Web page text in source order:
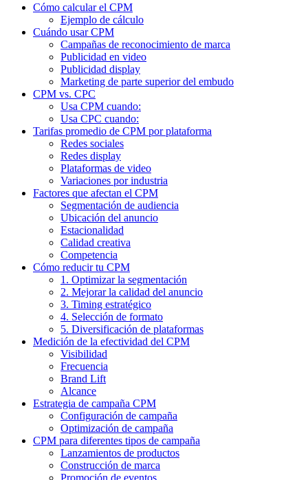
Cómo calcular el CPM
Ejemplo de cálculo
Cuándo usar CPM
Campañas de reconocimiento de marca
Publicidad en video
Publicidad display
Marketing de parte superior del embudo
CPM vs. CPC
Usa CPM cuando:
Usa CPC cuando:
Tarifas promedio de CPM por plataforma
Redes sociales
Redes display
Plataformas de video
Variaciones por industria
Factores que afectan el CPM
Segmentación de audiencia
Ubicación del anuncio
Estacionalidad
Calidad creativa
Competencia
Cómo reducir tu CPM
1. Optimizar la segmentación
2. Mejorar la calidad del anuncio
3. Timing estratégico
4. Selección de formato
5. Diversificación de plataformas
Medición de la efectividad del CPM
Visibilidad
Frecuencia
Brand Lift
Alcance
Estrategia de campaña CPM
Configuración de campaña
Optimización de campaña
CPM para diferentes tipos de campaña
Lanzamientos de productos
Construcción de marca
Promoción de eventos